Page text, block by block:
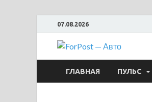
07.08.2026
ГЛАВНАЯ ПУЛЬС